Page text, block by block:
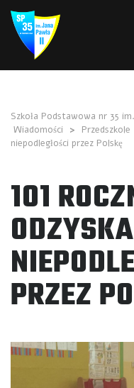
Szkoła Podstawowa nr 35
Wiadomości
> Przedszkole
niepodległości przez Polskę
101
PRZEZ